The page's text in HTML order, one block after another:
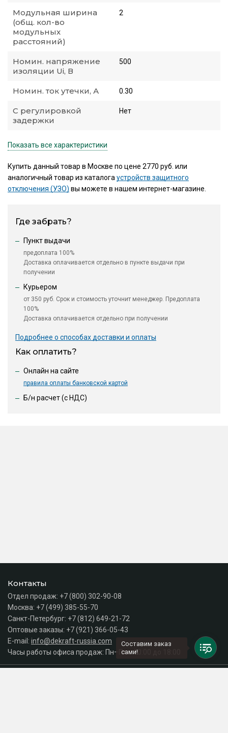
Модульная ширина
(общ. кол-во
модульных
расстояний)
2
Номин. напряжение
изоляции Ui, В
500
Номин. ток утечки, А 0.30
С регулировкой
задержки
Нет
Показать все характеристики
Купить данный товар в Москве по цене 2770 руб. или
аналогичный товар из каталогаустройств защитного
отключения (УЗО) вы можете в нашем интернет-магазине.
Где забрать?
Пункт выдачи
предоплата 100%
Доставка оплачивается отдельно в пункте выдачи при
получении
Курьером
от 350 руб. Срок и стоимость уточнит менеджер. Предоплата
100%
Доставка оплачивается отдельно при получении
Подробнее о способах доставки и оплаты
Как оплатить?
Онлайн на сайте
правила оплаты банковской картой
Б/н расчет (c НДС)
Контакты
Отдел продаж: +7 (800) 302-90-08
Москва: +7 (499) 385-55-70
Санкт-Петербург: +7 (812) 649-21-72
Оптовые заказы: +7 (921) 366-05-43
E-mail: info@dekraft-russia.com
Часы работы офиса продаж: Пн–Пт с 10:00 до 18:00
Составим заказ
сами!